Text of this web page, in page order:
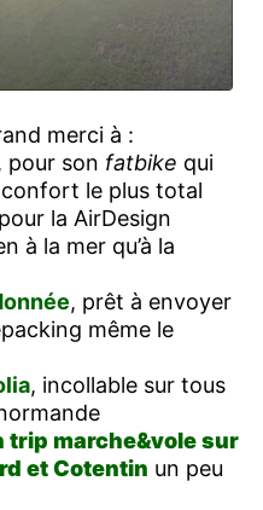
merci à :
, pour son fatbike qui
le plus total
la AirDesign
à la mer qu’à la
, prêt à envoyer
même le
, incollable sur tous
trip marche&vole sur
et Cotentin un peu